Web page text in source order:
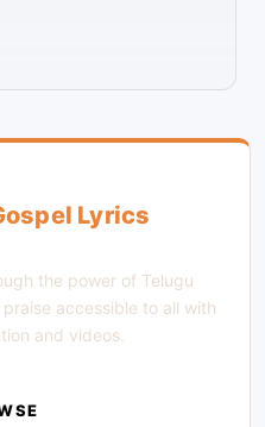
Lyrics
the power of Telugu
accessible to all with
and videos.